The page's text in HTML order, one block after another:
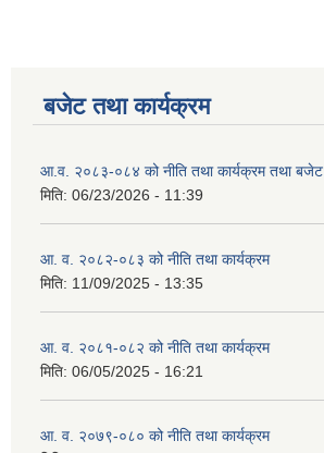
बजेट तथा कार्यक्रम
आ.व. २०८३-०८४ को नीति तथा कार्यक्रम तथा बजेट
मिति: 06/23/2026 - 11:39
आ. व. २०८२-०८३ को नीति तथा कार्यक्रम
मिति: 11/09/2025 - 13:35
आ. व. २०८१-०८२ को नीति तथा कार्यक्रम
मिति: 06/05/2025 - 16:21
आ. व. २०७९-०८० को नीति तथा कार्यक्रम